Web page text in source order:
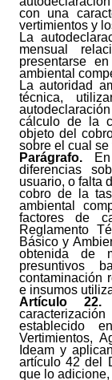
con una
vertimientos y
La
mensual
presentarse
ambiental
La autoridad
técnica,
cálculo de la
objeto del
sobre el cual se
Parágrafo. En
diferencias
usuario, o falta
cobro de la
ambiental
factores de
Reglamento
Básico y
obtenida de
presuntivos
contaminación
e insumos
Artículo
22.
establecido
Vertimientos,
Ideam y
artículo 42 del
que lo